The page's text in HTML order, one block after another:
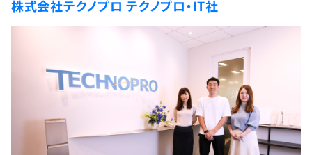
イベント・セミナー
個人向けプラン
評価結果一覧
Tech Team Journal
paizaとは？
株式会社テクノプロ テクノプロ・IT社